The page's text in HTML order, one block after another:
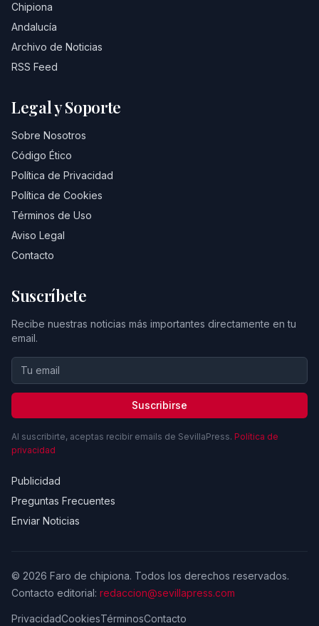
Chipiona
Andalucía
Archivo de Noticias
RSS Feed
Legal y Soporte
Sobre Nosotros
Código Ético
Política de Privacidad
Política de Cookies
Términos de Uso
Aviso Legal
Contacto
Suscríbete
Recibe nuestras noticias más importantes directamente en tu
email.
Suscribirse
Al suscribirte, aceptas recibir emails de SevillaPress. Política de
privacidad
Publicidad
Preguntas Frecuentes
Enviar Noticias
© 2026 Faro de chipiona. Todos los derechos reservados.
Contacto editorial: redaccion@sevillapress.com
PrivacidadCookiesTérminosContacto